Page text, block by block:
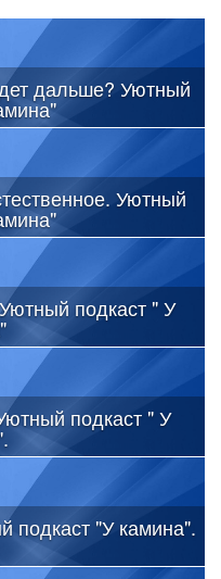
дальше? Уютный
Уютный
подкаст " У
подкаст " У
подкаст "У камина".